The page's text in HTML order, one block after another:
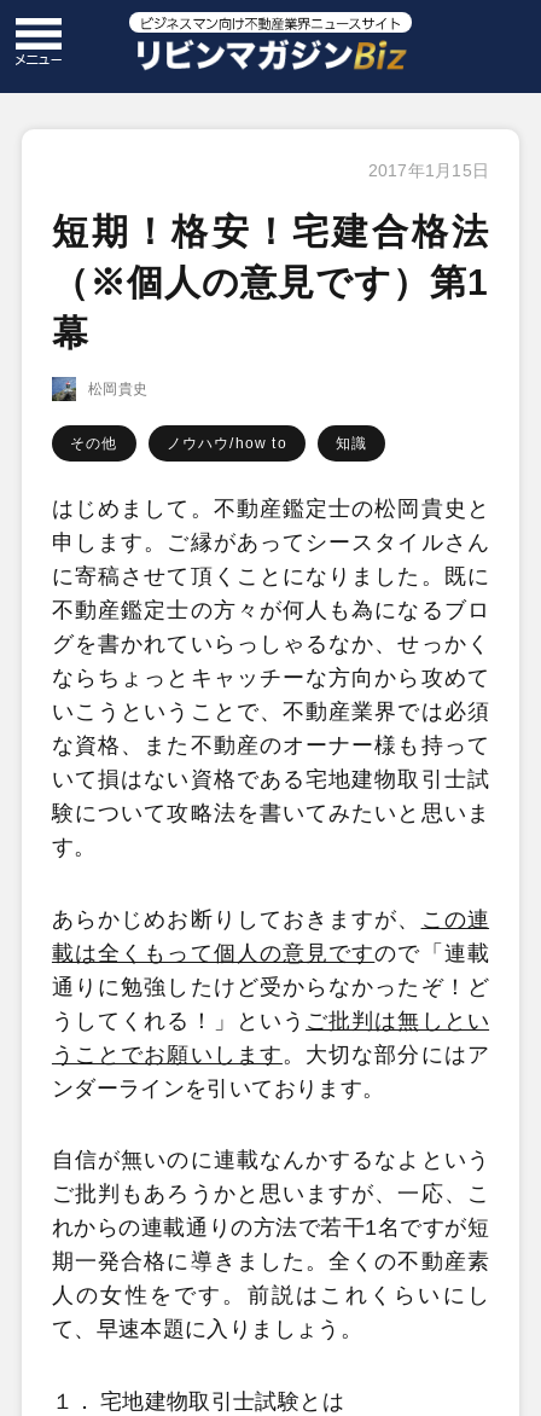
2017年1月15日
短期！格安！宅建合格法
（※個人の意見です）第1
幕
松岡貴史
その他 ノウハウ/how to 知識
はじめまして。不動産鑑定士の松岡貴史と
申します。ご縁があってシースタイルさん
に寄稿させて頂くことになりました。既に
不動産鑑定士の方々が何人も為になるブロ
グを書かれていらっしゃるなか、せっかく
ならちょっとキャッチーな方向から攻めて
いこうということで、不動産業界では必須
な資格、また不動産のオーナー様も持って
いて損はない資格である宅地建物取引士試
験について攻略法を書いてみたいと思いま
す。
あらかじめお断りしておきますが、
この連
載は全くもって個人の意見ですので「連載
通りに勉強したけど受からなかったぞ！ど
うしてくれる！」という ご批判は無しとい
うことでお願いします 。大切な部分にはア
ンダーラインを引いております。
自信が無いのに連載なんかするなよという
ご批判もあろうかと思いますが、一応、こ
れからの連載通りの方法で若干1名ですが短
期一発合格に導きました。全くの不動産素
人の女性をです。前説はこれくらいにし
て、早速本題に入りましょう。
１． 宅地建物取引士試験とは